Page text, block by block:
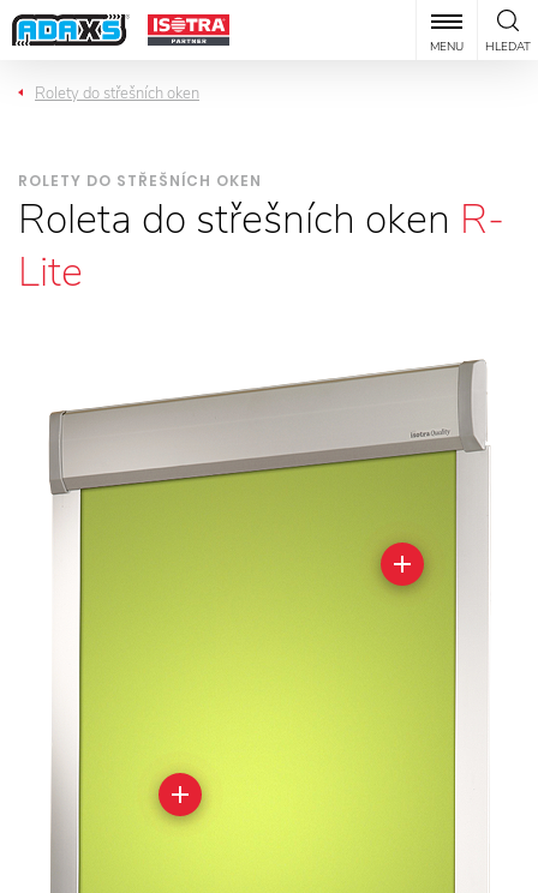
HLEDAT
MENU
Rolety do střešních oken
ROLETY DO STŘEŠNÍCH OKEN
Roleta do střešních oken R-
Lite